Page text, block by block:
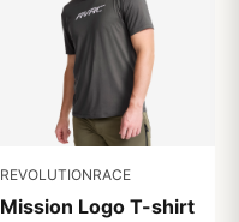
REVOLUTIONRACE
Mission Logo T-shirt